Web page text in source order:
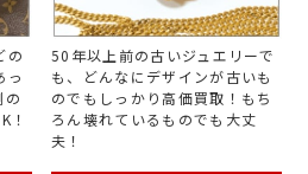
の
っ
の
！
50年以上前の古いジュエリーで
も、どんなにデザインが古いも
のでもしっかり高価買取！もち
ろん壊れているものでも大丈
夫！